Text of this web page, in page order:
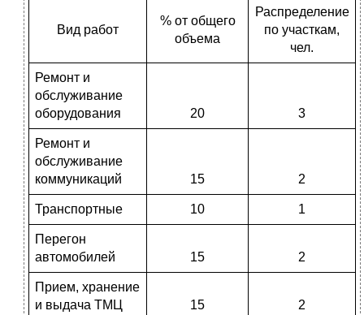
Вид работ
% от общего
объема
Распределение
по участкам,
чел.
Ремонт и
обслуживание
оборудования
20 3
Ремонт и
обслуживание
коммуникаций
15 2
Транспортные 10 1
Перегон
автомобилей
15 2
Прием, хранение
и выдача ТМЦ
15 2